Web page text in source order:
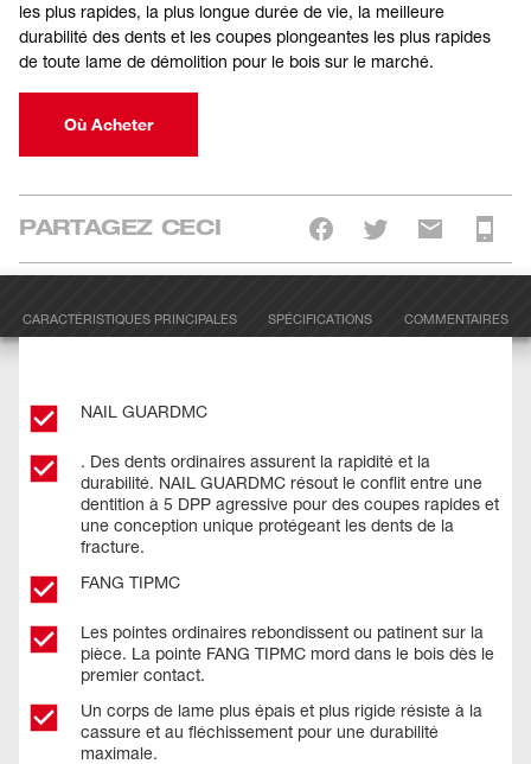
les plus rapides, la plus longue durée de vie, la meilleure
durabilité des dents et les coupes plongeantes les plus rapides
de toute lame de démolition pour le bois sur le marché.
Où Acheter
PARTAGEZ CECI
CARACTÉRISTIQUES PRINCIPALES SPÉCIFICATIONS COMMENTAIRES
NAIL GUARDMC
. Des dents ordinaires assurent la rapidité et la
durabilité. NAIL GUARDMC résout le conflit entre une
dentition à 5 DPP agressive pour des coupes rapides et
une conception unique protégeant les dents de la
fracture.
FANG TIPMC
Les pointes ordinaires rebondissent ou patinent sur la
pièce. La pointe FANG TIPMC mord dans le bois dès le
premier contact.
Un corps de lame plus épais et plus rigide résiste à la
cassure et au fléchissement pour une durabilité
maximale.